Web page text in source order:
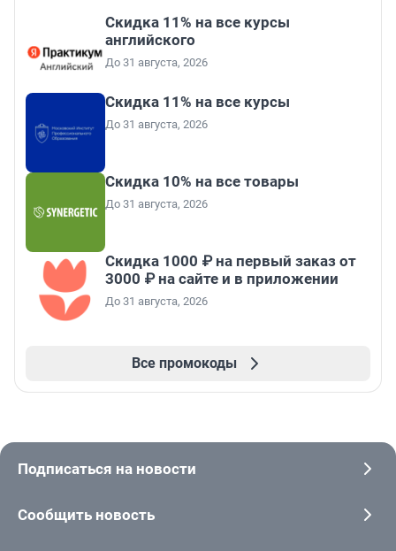
Скидка 11% на все курсы
английского
До 31 августа, 2026
Скидка 11% на все курсы
До 31 августа, 2026
Скидка 10% на все товары
До 31 августа, 2026
Скидка 1000 ₽ на первый заказ от
3000 ₽ на сайте и в приложении
До 31 августа, 2026
Все промокоды
Подписаться на новости
Сообщить новость